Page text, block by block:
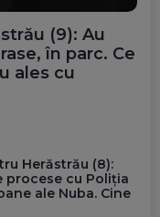
(9): Au
în parc. Ce
ales cu
Herăstrău (8):
procese cu Poliția
ale Nuba. Cine